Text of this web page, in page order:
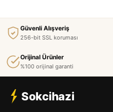
Güvenli Alışveriş
256-bit SSL koruması
Orijinal Ürünler
%100 orijinal garanti
Sokcihazi